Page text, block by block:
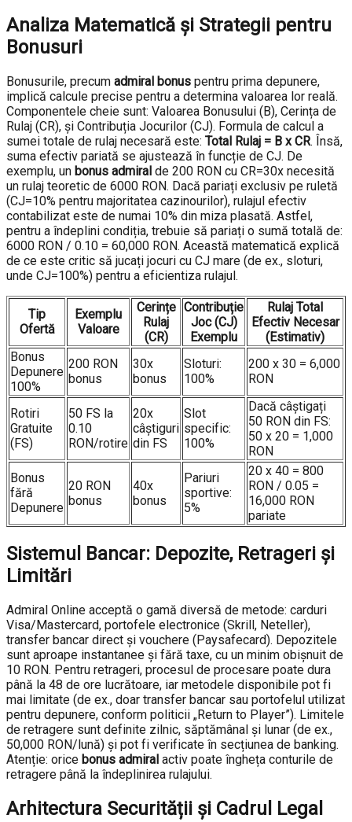
Analiza Matematică și Strategii pentru
Bonusuri
Bonusurile, precum admiral bonus pentru prima depunere,
implică calcule precise pentru a determina valoarea lor reală.
Componentele cheie sunt: Valoarea Bonusului (B), Cerința de
Rulaj (CR), și Contribuția Jocurilor (CJ). Formula de calcul a
sumei totale de rulaj necesară este: Total Rulaj = B x CR. Însă,
suma efectiv pariată se ajustează în funcție de CJ. De
exemplu, un bonus admiral de 200 RON cu CR=30x necesită
un rulaj teoretic de 6000 RON. Dacă pariați exclusiv pe ruletă
(CJ=10% pentru majoritatea cazinourilor), rulajul efectiv
contabilizat este de numai 10% din miza plasată. Astfel,
pentru a îndeplini condiția, trebuie să pariați o sumă totală de:
6000 RON / 0.10 = 60,000 RON. Această matematică explică
de ce este critic să jucați jocuri cu CJ mare (de ex., sloturi,
unde CJ=100%) pentru a eficientiza rulajul.
Tip
Ofertă
Exemplu
Valoare
Cerințe
Rulaj
(CR)
Contribuție
Joc (CJ)
Exemplu
Rulaj Total
Efectiv Necesar
(Estimativ)
Bonus
Depunere
100%
200 RON
bonus
30x
bonus
Sloturi:
100%
200 x 30 = 6,000
RON
Rotiri
Gratuite
(FS)
50 FS la
0.10
RON/rotire
20x
câștiguri
din FS
Slot
specific:
100%
Dacă câștigați
50 RON din FS:
50 x 20 = 1,000
RON
Bonus
fără
Depunere
20 RON
bonus
40x
bonus
Pariuri
sportive:
5%
20 x 40 = 800
RON / 0.05 =
16,000 RON
pariate
Sistemul Bancar: Depozite, Retrageri și
Limitări
Admiral Online acceptă o gamă diversă de metode: carduri
Visa/Mastercard, portofele electronice (Skrill, Neteller),
transfer bancar direct și vouchere (Paysafecard). Depozitele
sunt aproape instantanee și fără taxe, cu un minim obișnuit de
10 RON. Pentru retrageri, procesul de procesare poate dura
până la 48 de ore lucrătoare, iar metodele disponibile pot fi
mai limitate (de ex., doar transfer bancar sau portofelul utilizat
pentru depunere, conform politicii „Return to Player”). Limitele
de retragere sunt definite zilnic, săptămânal și lunar (de ex.,
50,000 RON/lună) și pot fi verificate în secțiunea de banking.
Atenție: orice bonus admiral activ poate îngheța conturile de
retragere până la îndeplinirea rulajului.
Arhitectura Securității și Cadrul Legal